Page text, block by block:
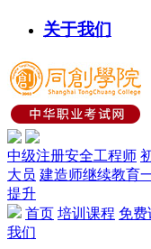
关于我们
中级注册安全工程师
大员 建造师继续教育
提升
首页 培训课程 免费
我们